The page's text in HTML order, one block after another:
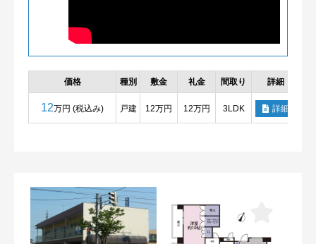
価格 種別 敷金 礼金 間取り 詳細
12万円 (税込み) 戸建 12万円 12万円 3LDK 詳細